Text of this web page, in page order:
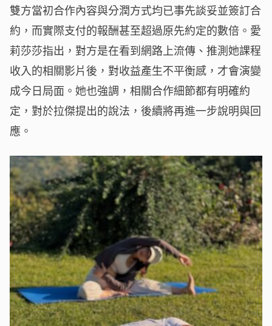
雙方當初合作內容與分潤方式均已事先談妥並簽訂合
約，而實際支付的報酬甚至超過原先約定的數倍。愛
莉莎莎指出，對方是在看到網路上流傳、推測她課程
收入的相關影片後，對收益產生不平衡感，才會演變
成今日局面。她也強調，相關合作細節都有明確約
定，對於拉傑提出的說法，後續將再進一步說明與回
應。